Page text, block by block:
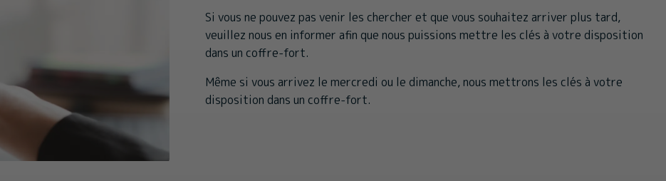
Si vous ne pouvez pas venir les chercher et que vous souhaitez arriver plus tard,
veuillez nous en informer afin que nous puissions mettre les clés à votre disposition
dans un coffre-fort.
Même si vous arrivez le mercredi ou le dimanche, nous mettrons les clés à votre
disposition dans un coffre-fort.